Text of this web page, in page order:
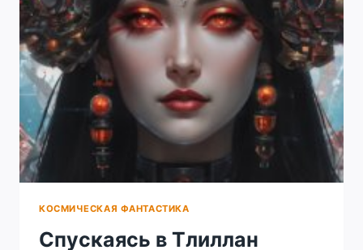
КОСМИЧЕСКАЯ ФАНТАСТИКА
Спускаясь в Тлиллан